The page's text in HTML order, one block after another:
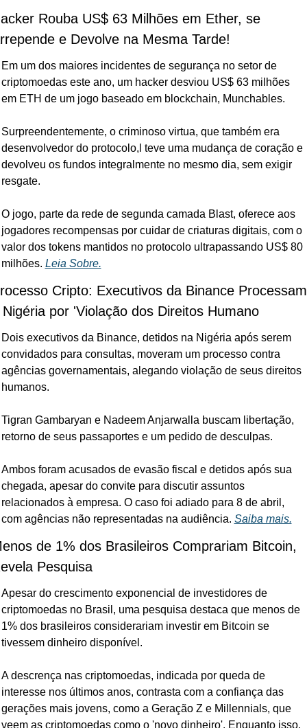
Rouba US$ 63 Milhões em Ether, se
e Devolve na Mesma Tarde!
Em um dos maiores incidentes de segurança no setor de
criptomoedas este ano, um hacker desviou US$ 63 milhões
em ETH de um jogo baseado em blockchain, Munchables.
Surpreendentemente, o criminoso virtua, que também era
desenvolvedor do protocolo,l teve uma mudança de coração e
devolveu os fundos integralmente no mesmo dia, sem exigir
resgate.
O jogo, parte da rede de segunda camada Blast, oferece aos
jogadores recompensas por cuidar de criaturas digitais, com o
valor dos tokens mantidos no protocolo ultrapassando US$ 80
milhões. Leia Sobre.
Cripto: Executivos da Binance Processam
por 'Violação dos Direitos Humano
Dois executivos da Binance, detidos na Nigéria após serem
convidados para consultas, moveram um processo contra
agências governamentais, alegando violação de seus direitos
humanos.
Tigran Gambaryan e Nadeem Anjarwalla buscam libertação,
retorno de seus passaportes e um pedido de desculpas.
Ambos foram acusados de evasão fiscal e detidos após sua
chegada, apesar do convite para discutir assuntos
relacionados à empresa. O caso foi adiado para 8 de abril,
com agências não representadas na audiência. Saiba mais.
de 1% dos Brasileiros Comprariam Bitcoin,
Pesquisa
Apesar do crescimento exponencial de investidores de
criptomoedas no Brasil, uma pesquisa destaca que menos de
1% dos brasileiros considerariam investir em Bitcoin se
tivessem dinheiro disponível.
A descrença nas criptomoedas, indicada por queda de
interesse nos últimos anos, contrasta com a confiança das
gerações mais jovens, como a Geração Z e Millennials, que
veem as criptomoedas como o 'novo dinheiro'. Enquanto isso,